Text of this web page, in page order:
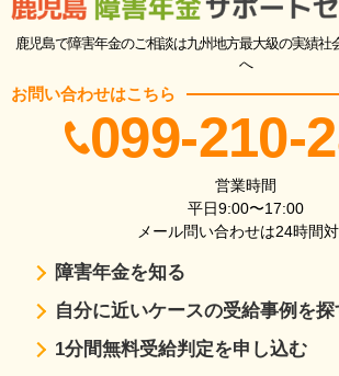
鹿児島で障害年金のご相談は九州地方最大級の実績社
へ
お問い合わせはこちら
099-210-
営業時間
平日9:00〜17:00
メール問い合わせは24時間
障害年金を知る
自分に近いケースの受給事例を探
1分間無料受給判定を申し込む